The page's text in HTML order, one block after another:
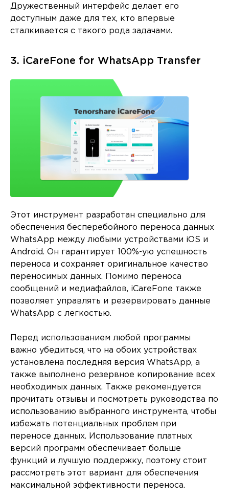
Дружественный интерфейс делает его
доступным даже для тех, кто впервые
сталкивается с такого рода задачами.
3. iCareFone for WhatsApp Transfer
Этот инструмент разработан специально для
обеспечения бесперебойного переноса данных
WhatsApp между любыми устройствами iOS и
Android. Он гарантирует 100%-ую успешность
переноса и сохраняет оригинальное качество
переносимых данных. Помимо переноса
сообщений и медиафайлов, iCareFone также
позволяет управлять и резервировать данные
WhatsApp с легкостью.
Перед использованием любой программы
важно убедиться, что на обоих устройствах
установлена последняя версия WhatsApp, а
также выполнено резервное копирование всех
необходимых данных. Также рекомендуется
прочитать отзывы и посмотреть руководства по
использованию выбранного инструмента, чтобы
избежать потенциальных проблем при
переносе данных. Использование платных
версий программ обеспечивает больше
функций и лучшую поддержку, поэтому стоит
рассмотреть этот вариант для обеспечения
максимальной эффективности переноса.